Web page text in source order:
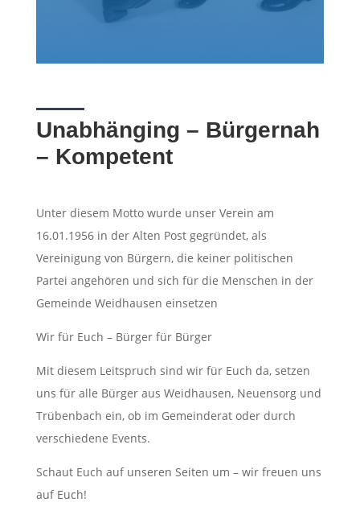
Unabhänging – Bürgernah
– Kompetent
Unter diesem Motto wurde unser Verein am
16.01.1956 in der Alten Post gegründet, als
Vereinigung von Bürgern, die keiner politischen
Partei angehören und sich für die Menschen in der
Gemeinde Weidhausen einsetzen
Wir für Euch – Bürger für Bürger
Mit diesem Leitspruch sind wir für Euch da, setzen
uns für alle Bürger aus Weidhausen, Neuensorg und
Trübenbach ein, ob im Gemeinderat oder durch
verschiedene Events.
Schaut Euch auf unseren Seiten um – wir freuen uns
auf Euch!